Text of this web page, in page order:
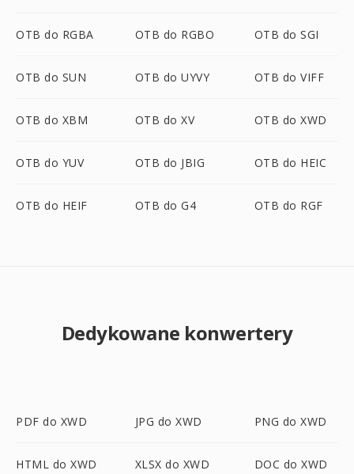
OTB do RGBA OTB do RGBO OTB do SGI
OTB do SUN OTB do UYVY OTB do VIFF
OTB do XBM OTB do XV OTB do XWD
OTB do YUV OTB do JBIG OTB do HEIC
OTB do HEIF OTB do G4 OTB do RGF
Dedykowane konwertery
PDF do XWD JPG do XWD PNG do XWD
HTML do XWD XLSX do XWD DOC do XWD